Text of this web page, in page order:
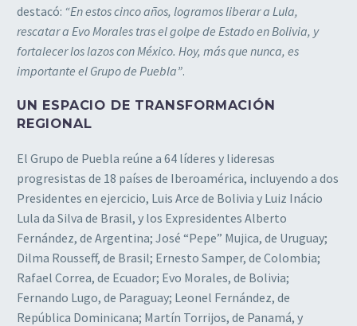
destacó: “En estos cinco años, logramos liberar a Lula,
rescatar a Evo Morales tras el golpe de Estado en Bolivia, y
fortalecer los lazos con México. Hoy, más que nunca, es
importante el Grupo de Puebla”.
UN ESPACIO DE TRANSFORMACIÓN
REGIONAL
El Grupo de Puebla reúne a 64 líderes y lideresas
progresistas de 18 países de Iberoamérica, incluyendo a dos
Presidentes en ejercicio, Luis Arce de Bolivia y Luiz Inácio
Lula da Silva de Brasil, y los Expresidentes Alberto
Fernández, de Argentina; José “Pepe” Mujica, de Uruguay;
Dilma Rousseff, de Brasil; Ernesto Samper, de Colombia;
Rafael Correa, de Ecuador; Evo Morales, de Bolivia;
Fernando Lugo, de Paraguay; Leonel Fernández, de
República Dominicana; Martín Torrijos, de Panamá, y